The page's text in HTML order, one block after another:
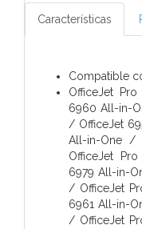
Características
Compatible
OfficeJet
6960 All-in-
/ OfficeJet
All-in-One /
OfficeJet
6979 All-in-
/ OfficeJet
6961 All-in-
/ OfficeJet